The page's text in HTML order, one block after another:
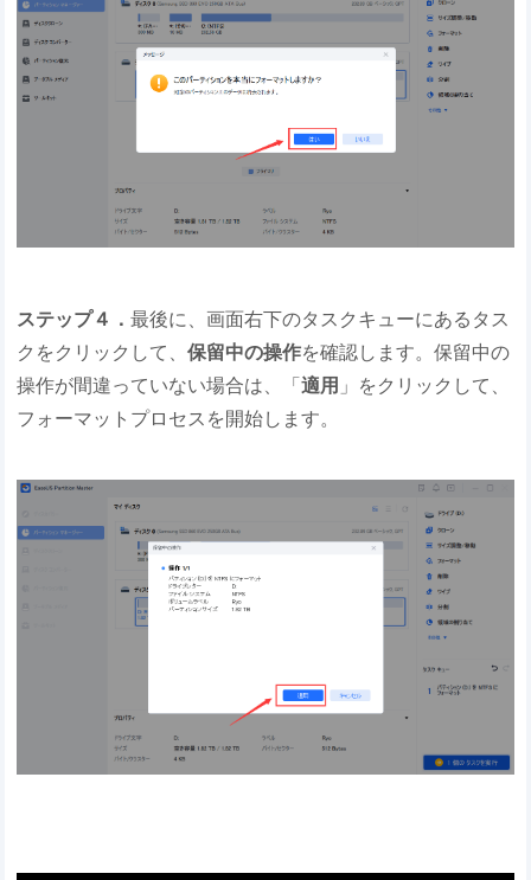
ステップ４．最後に、画面右下のタスクキューにあるタス
クをクリックして、保留中の操作を確認します。保留中の
操作が間違っていない場合は、「適用 」をクリックして、
フォーマットプロセスを開始します。